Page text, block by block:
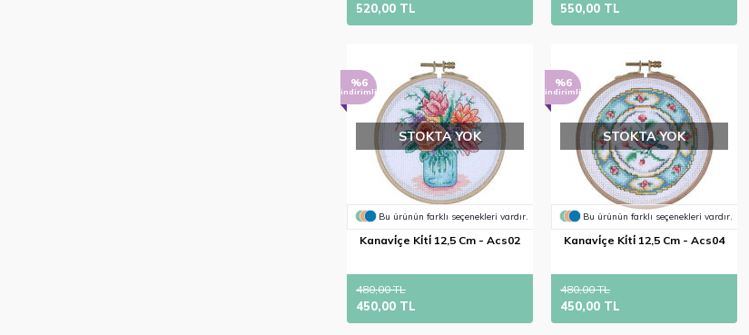
520,00 TL 550,00 TL
%6
indirimli
STOKTA YOK
Bu ürünün farklı seçenekleri vardır.
Kanavi̇çe Ki̇ti̇ 12,5 Cm - Acs02
480,00 TL
450,00 TL
%6
indirimli
STOKTA YOK
Bu ürünün farklı seçenekleri vardır.
Kanavi̇çe Ki̇ti̇ 12,5 Cm - Acs04
480,00 TL
450,00 TL